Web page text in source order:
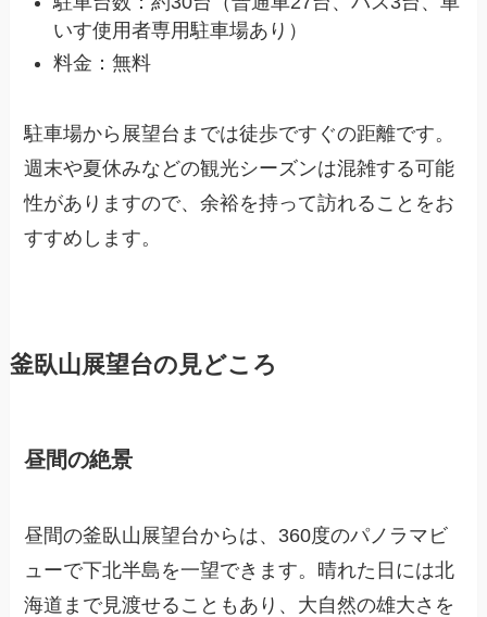
いす使用者専用駐車場あり）
料金：無料
駐車場から展望台までは徒歩ですぐの距離です。
週末や夏休みなどの観光シーズンは混雑する可能
性がありますので、余裕を持って訪れることをお
すすめします。
釜臥山展望台の見どころ
昼間の絶景
昼間の釜臥山展望台からは、360度のパノラマビ
ューで下北半島を一望できます。晴れた日には北
海道まで見渡せることもあり、大自然の雄大さを